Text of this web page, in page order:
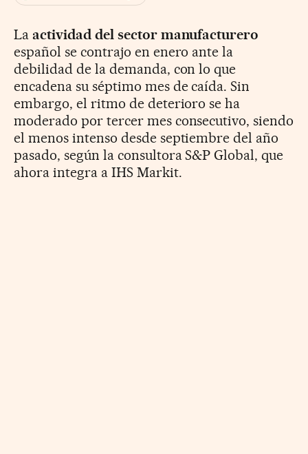
La actividad del sector manufacturero
español se contrajo en enero ante la
debilidad de la demanda, con lo que
encadena su séptimo mes de caída. Sin
embargo, el ritmo de deterioro se ha
moderado por tercer mes consecutivo, siendo
el menos intenso desde septiembre del año
pasado, según la consultora S&P Global, que
ahora integra a IHS Markit.